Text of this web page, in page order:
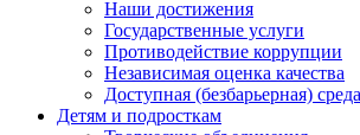
Наши достижения
Государственные услуги
Противодействие коррупции
Независимая оценка качества
Доступная (безбарьерная) среда
Детям и подросткам